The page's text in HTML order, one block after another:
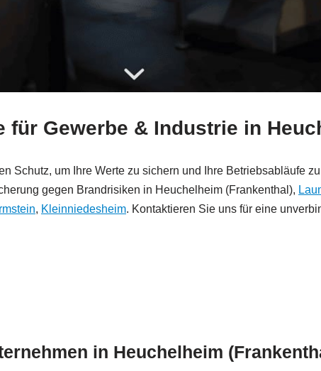
Gewerbe & Industrie in
Schutz, um Ihre Werte zu sichern und Ihre Betriebsabläufe
gegen Brandrisiken in Heuchelheim (Frankenthal),
, Kleinniedesheim. Kontaktieren Sie uns für eine
in Heuchelheim